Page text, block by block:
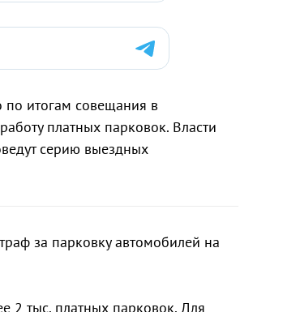
по итогам совещания в
платных парковок. Власти
серию выездных
за парковку автомобилей на
2 тыс. платных парковок. Для